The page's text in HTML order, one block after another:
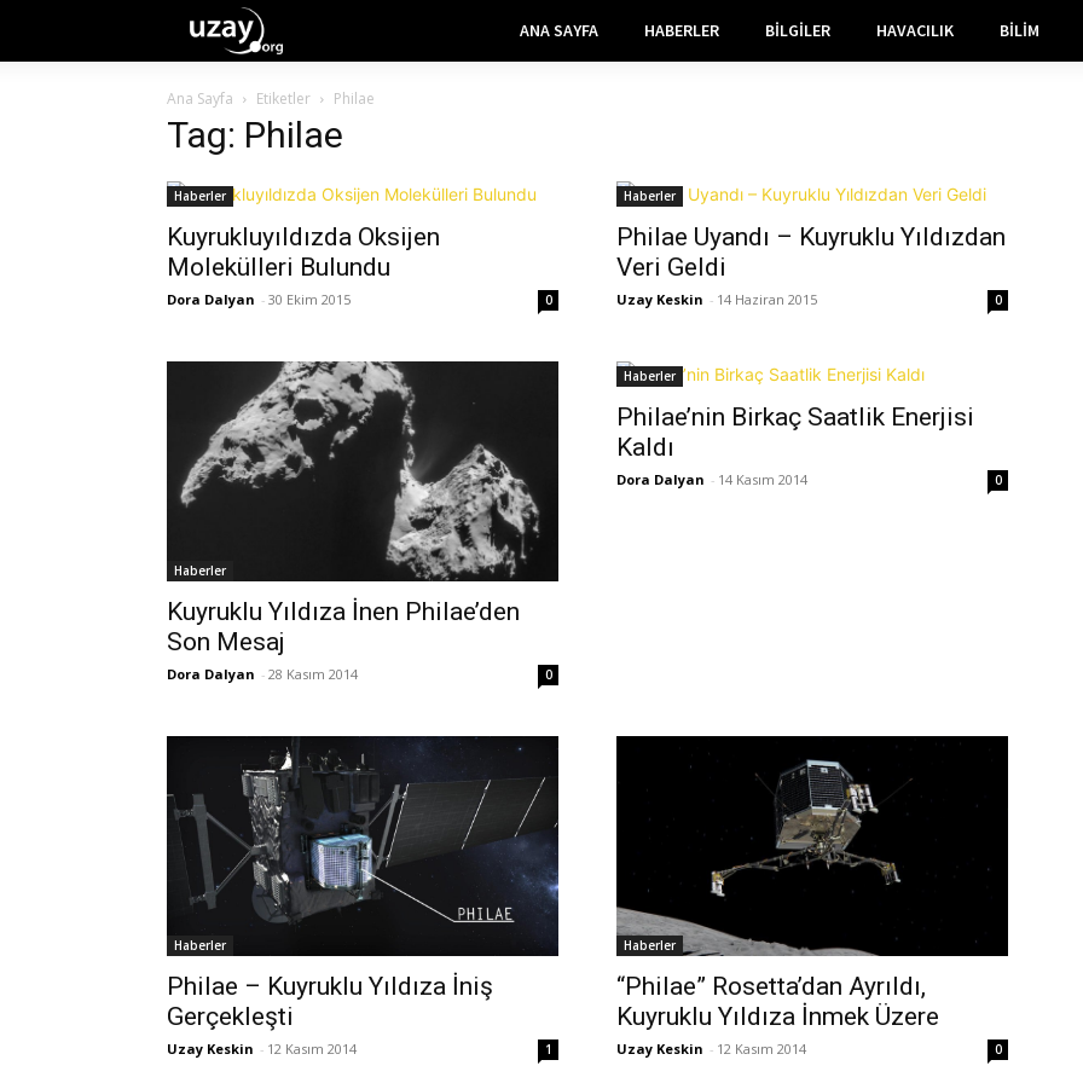
ANA SAYFA HABERLER BILGILER HAVACILIK BILIM
Ana Sayfa Etiketler Philae
Tag: Philae
Haberler
Kuyrukluyıldızda Oksijen
Molekülleri Bulundu
Dora Dalyan - 30 Ekim 2015 0
Haberler
Philae Uyandı – Kuyruklu Yıldızdan
Veri Geldi
Uzay Keskin - 14 Haziran 2015 0
Haberler
Kuyruklu Yıldıza İnen Philae’den
Son Mesaj
Dora Dalyan - 28 Kasım 2014 0
Haberler
Philae’nin Birkaç Saatlik Enerjisi
Kaldı
Dora Dalyan - 14 Kasım 2014 0
Haberler
Philae – Kuyruklu Yıldıza İniş
Gerçekleşti
Uzay Keskin - 12 Kasım 2014 1
Haberler
“Philae” Rosetta’dan Ayrıldı,
Kuyruklu Yıldıza İnmek Üzere
Uzay Keskin - 12 Kasım 2014 0